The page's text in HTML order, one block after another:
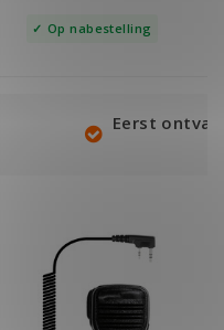
Op nabestelling
dan achteraf
met Klarna!